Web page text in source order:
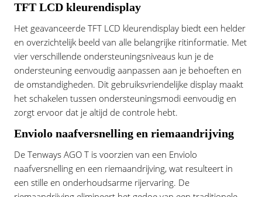
TFT LCD kleurendisplay
Het geavanceerde TFT LCD kleurendisplay biedt een helder
en overzichtelijk beeld van alle belangrijke ritinformatie. Met
vier verschillende ondersteuningsniveaus kun je de
ondersteuning eenvoudig aanpassen aan je behoeften en
de omstandigheden. Dit gebruiksvriendelijke display maakt
het schakelen tussen ondersteuningsmodi eenvoudig en
zorgt ervoor dat je altijd de controle hebt.
Enviolo naafversnelling en riemaandrijving
De Tenways AGO T is voorzien van een Enviolo
naafversnelling en een riemaandrijving, wat resulteert in
een stille en onderhoudsarme rijervaring. De